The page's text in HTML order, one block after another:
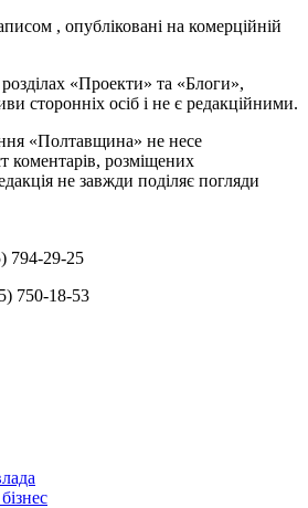
, опубліковані на комерційній
«Проекти» та «Блоги»,
сторонніх осіб і не є редакційними.
«Полтавщина» не несе
коментарів, розміщених
не завжди поділяє погляди
794-29-25
750-18-53